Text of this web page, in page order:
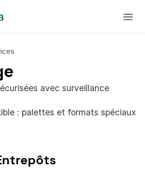
avec surveillance
: palettes et formats spéciaux